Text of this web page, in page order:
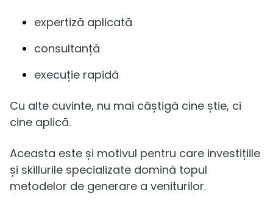
expertiză aplicată
consultanță
execuție rapidă
Cu alte cuvinte, nu mai câștigă cine știe, ci
cine aplică.
Aceasta este și motivul pentru care investițiile
și skillurile specializate domină topul
metodelor de generare a veniturilor.